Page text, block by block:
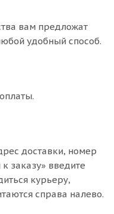
вам предложат
удобный способ.
доставки, номер
заказу» введите
курьеру,
справа налево.